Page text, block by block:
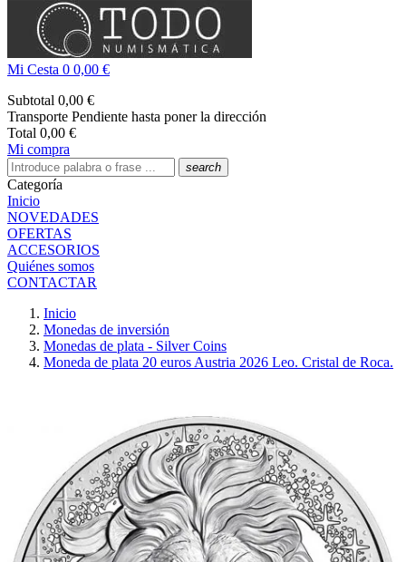
Mi Cesta 0 0,00 €
Subtotal 0,00 €
Transporte Pendiente hasta poner la dirección
Total 0,00 €
Mi compra
search
Categoría
Inicio
NOVEDADES
OFERTAS
ACCESORIOS
Quiénes somos
CONTACTAR
Inicio
Monedas de inversión
Monedas de plata - Silver Coins
Moneda de plata 20 euros Austria 2026 Leo. Cristal de Roca.